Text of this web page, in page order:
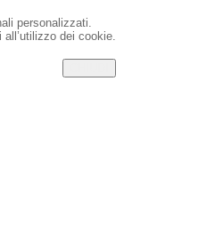
personalizzati.
dei cookie.